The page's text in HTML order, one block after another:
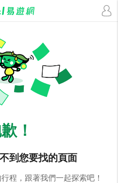
！
到您要找的頁面
程，跟著我們一起探索吧！